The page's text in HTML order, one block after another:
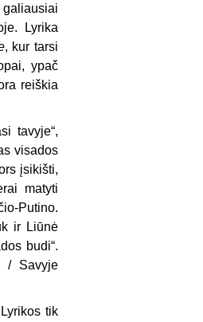
Lyrika
, kur tarsi
ypač
reiškia
tavyje“,
visados
įsikišti,
matyti
Putino.
ir Liūnė
budi“.
/ Savyje
tik